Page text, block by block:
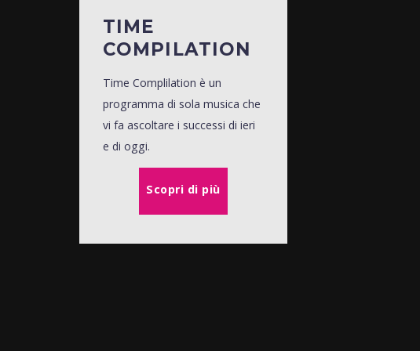
TIME
COMPILATION
Time Complilation è un
programma di sola musica che
vi fa ascoltare i successi di ieri
e di oggi.
Scopri di più